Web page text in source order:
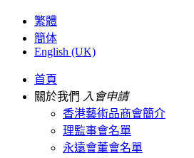
繁體
簡体
English (UK)
首頁
關於我們 入會申請
香港藝術品商會簡介
理監事會名單
永遠會董會名單